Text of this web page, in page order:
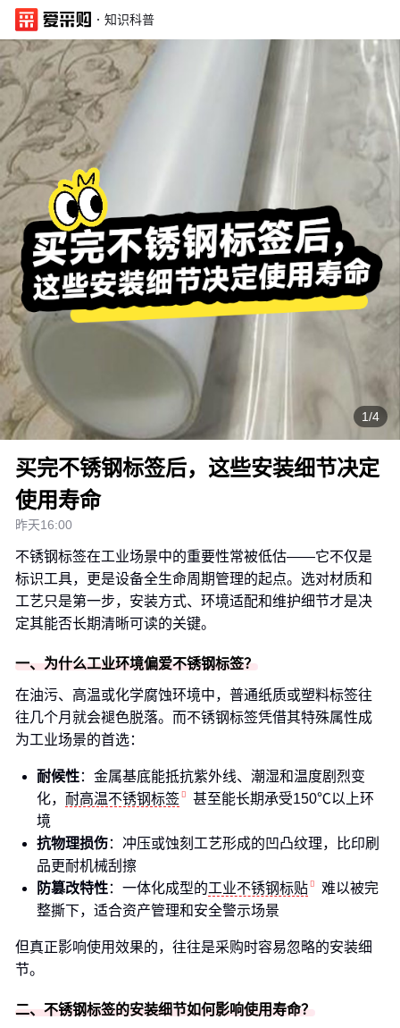
· 知识科普
1/4
买完不锈钢标签后，这些安装细节决定
使用寿命
昨天16:00
不锈钢标签在工业场景中的重要性常被低估——它不仅是
标识工具，更是设备全生命周期管理的起点。选对材质和
工艺只是第一步，安装方式、环境适配和维护细节才是决
定其能否长期清晰可读的关键。
一、为什么工业环境偏爱不锈钢标签？
在油污、高温或化学腐蚀环境中，普通纸质或塑料标签往
往几个月就会褪色脱落。而不锈钢标签凭借其特殊属性成
为工业场景的首选：
耐候性：金属基底能抵抗紫外线、潮湿和温度剧烈变
化， 耐高温不锈钢标签
甚至能长期承受150℃以上环
境
抗物理损伤：冲压或蚀刻工艺形成的凹凸纹理，比印刷
品更耐机械刮擦
防篡改特性：一体化成型的工业不锈钢标贴
难以被完
整撕下，适合资产管理和安全警示场景
但真正影响使用效果的，往往是采购时容易忽略的安装细
节。
二、不锈钢标签的安装细节如何影响使用寿命？